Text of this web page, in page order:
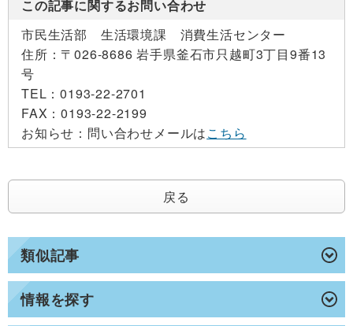
類似記事
情報を探す
この記事に関するお問い合わせ
市民生活部 生活環境課 消費生活センター
住所： 〒026-8686 岩手県釜石市只越町3丁目9番13
号
TEL：0193-22-2701
FAX：0193-22-2199
お知らせ： 問い合わせメールはこちら
戻る